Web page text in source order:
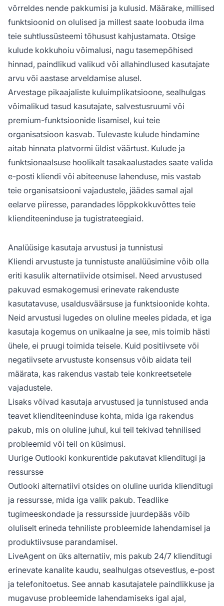
võrreldes nende pakkumisi ja kulusid. Määrake, millised
funktsioonid on olulised ja millest saate loobuda ilma
teie suhtlussüsteemi tõhusust kahjustamata. Otsige
kulude kokkuhoiu võimalusi, nagu tasemepõhised
hinnad, paindlikud valikud või allahindlused kasutajate
arvu või aastase arveldamise alusel.
Arvestage pikaajaliste kuluimplikatsioone, sealhulgas
võimalikud tasud kasutajate, salvestusruumi või
premium-funktsioonide lisamisel, kui teie
organisatsioon kasvab. Tulevaste kulude hindamine
aitab hinnata platvormi üldist väärtust. Kulude ja
funktsionaalsuse hoolikalt tasakaalustades saate valida
e-posti kliendi või abiteenuse lahenduse, mis vastab
teie organisatsiooni vajadustele, jäädes samal ajal
eelarve piiresse, parandades lõppkokkuvõttes teie
klienditeeninduse ja tugistrateegiaid.
Analüüsige kasutaja arvustusi ja tunnistusi
Kliendi arvustuste ja tunnistuste analüüsimine võib olla
eriti kasulik alternatiivide otsimisel. Need arvustused
pakuvad esmakogemusi erinevate rakenduste
kasutatavuse, usaldusväärsuse ja funktsioonide kohta.
Neid arvustusi lugedes on oluline meeles pidada, et iga
kasutaja kogemus on unikaalne ja see, mis toimib hästi
ühele, ei pruugi toimida teisele. Kuid positiivsete või
negatiivsete arvustuste konsensus võib aidata teil
määrata, kas rakendus vastab teie konkreetsetele
vajadustele.
Lisaks võivad kasutaja arvustused ja tunnistused anda
teavet klienditeeninduse kohta, mida iga rakendus
pakub, mis on oluline juhul, kui teil tekivad tehnilised
probleemid või teil on küsimusi.
Uurige Outlooki konkurentide pakutavat klienditugi ja
ressursse
Outlooki alternatiivi otsides on oluline uurida klienditugi
ja ressursse, mida iga valik pakub. Teadlike
tugimeeskondade ja ressursside juurdepääs võib
oluliselt erineda tehniliste probleemide lahendamisel ja
produktiivsuse parandamisel.
LiveAgent on üks alternatiiv, mis pakub 24/7 klienditugi
erinevate kanalite kaudu, sealhulgas otsevestlus, e-post
ja telefonitoetus. See annab kasutajatele paindlikkuse ja
mugavuse probleemide lahendamiseks igal ajal,